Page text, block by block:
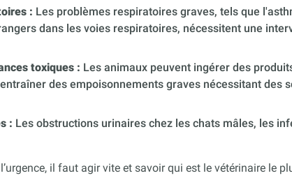
: Les problèmes respiratoires graves, tels que
dans les voies respiratoires, nécessitent une
toxiques : Les animaux peuvent ingérer des
des empoisonnements graves nécessitant des
: Les obstructions urinaires chez les chats mâles, les
il faut agir vite et savoir qui est le vétérinaire le